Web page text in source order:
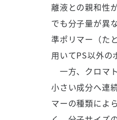
離液との親和性
でも分子量が異
準ポリマー（た
用いてPS以外の
一方、クロマ
小さい成分へ連
マーの種類によ